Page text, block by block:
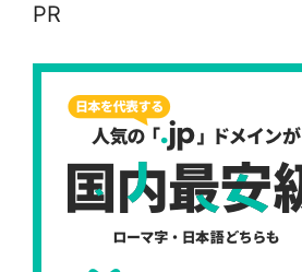
PR